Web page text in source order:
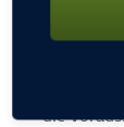
mentales
Da
die